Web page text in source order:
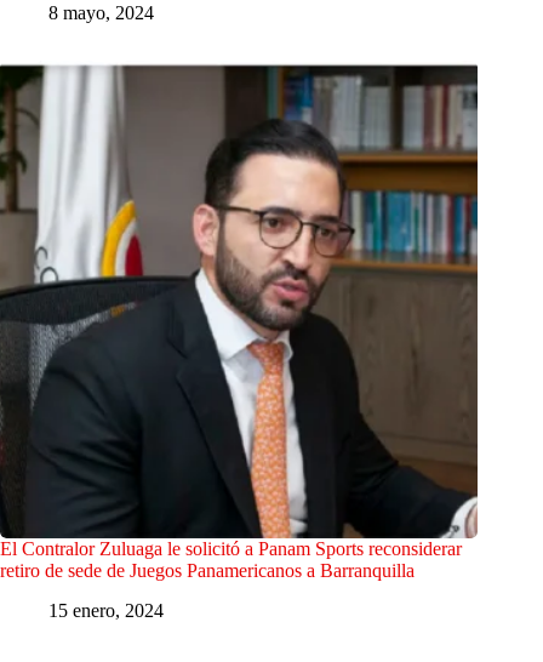
8 mayo, 2024
El Contralor Zuluaga le solicitó a Panam Sports reconsiderar
retiro de sede de Juegos Panamericanos a Barranquilla
15 enero, 2024